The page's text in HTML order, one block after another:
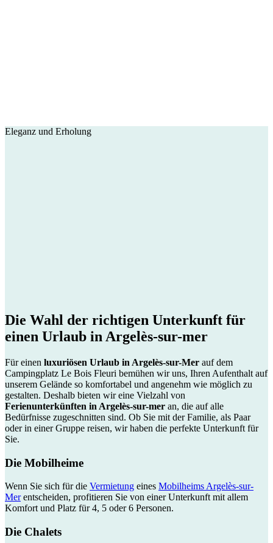
Eleganz und Erholung
Die Wahl der richtigen Unterkunft für
einen Urlaub in Argelès-sur-mer
Für einen luxuriösen Urlaub in Argelès-sur-Mer auf dem
Campingplatz Le Bois Fleuri bemühen wir uns, Ihren Aufenthalt auf
unserem Gelände so komfortabel und angenehm wie möglich zu
gestalten. Deshalb bieten wir eine Vielzahl von
Ferienunterkünften in Argelès-sur-mer an, die auf alle
Bedürfnisse zugeschnitten sind. Ob Sie mit der Familie, als Paar
oder in einer Gruppe reisen, wir haben die perfekte Unterkunft für
Sie.
Die Mobilheime
Wenn Sie sich für die Vermietung eines Mobilheims Argelès-sur-
Merentscheiden, profitieren Sie von einer Unterkunft mit allem
Komfort und Platz für 4, 5 oder 6 Personen.
Die Chalets